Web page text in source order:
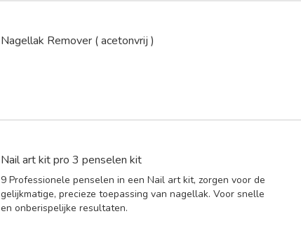
Nagellak Remover ( acetonvrij )
Nail art kit pro 3 penselen kit
9 Professionele penselen in een Nail art kit, zorgen voor de
gelijkmatige, precieze toepassing van nagellak. Voor snelle
en onberispelijke resultaten.